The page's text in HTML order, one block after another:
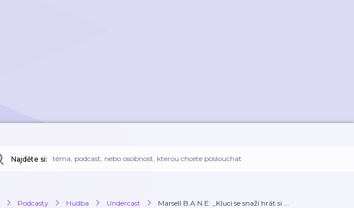
Najděte si:
Podcasty Hudba Undercast Marsell B.A.N.E: ,,Kluci se snaží hrát si ...